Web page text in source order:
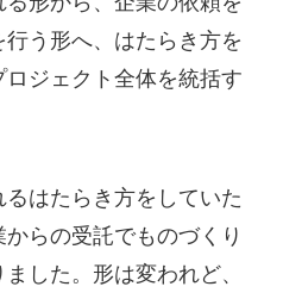
う形へ、はたらき方を
ジェクト全体を統括す
るはたらき方をしていた
らの受託でものづくり
した。形は変われど、